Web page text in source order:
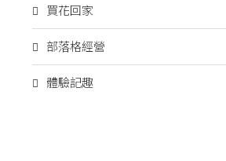
買花回家
部落格經營
體驗記趣